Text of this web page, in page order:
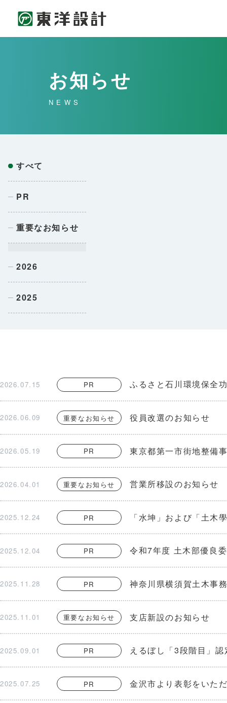
お知らせ
NEWS
すべて
PR
重要なお知らせ
2026
2025
2026.07.15 PR ふるさと石川環境保全
2026.06.09 重要なお知らせ 役員改選のお知らせ
2026.05.19 PR 東京都第一市街地整備
2026.04.01 重要なお知らせ 営業所移設のお知らせ
2025.12.24 PR 「水坤」および「土木
2025.12.04 PR 令和7年度 土木部優良
2025.11.28 PR 神奈川県横須賀土木事
2025.11.01 重要なお知らせ 支店新設のお知らせ
2025.09.01 PR えるぼし「3段階目」
2025.07.25 PR 金沢市より表彰をいた